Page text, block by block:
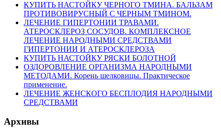
КУПИТЬ НАСТОЙКУ ЧЕРНОГО ТМИНА. БАЛЬЗАМ
ПРОТИВОВИРУСНЫЙ С ЧЕРНЫМ ТМИНОМ.
ЛЕЧЕНИЕ ГИПЕРТОНИИ ТРАВАМИ.
АТЕРОСКЛЕРОЗ СОСУДОВ. КОМПЛЕКСНОЕ
ЛЕЧЕНИЕ НАРОДНЫМИ СРЕДСТВАМИ
ГИПЕРТОНИИ И АТЕРОСКЛЕРОЗА
КУПИТЬ НАСТОЙКУ РЯСКИ БОЛОТНОЙ
ОЗДОРОВЛЕНИЕ ОРГАНИЗМА НАРОДНЫМИ
МЕТОДАМИ. Корень шелковицы. Практическое
применение.
ЛЕЧЕНИЕ ЖЕНСКОГО БЕСПЛОДИЯ НАРОДНЫМИ
СРЕДСТВАМИ
Архивы